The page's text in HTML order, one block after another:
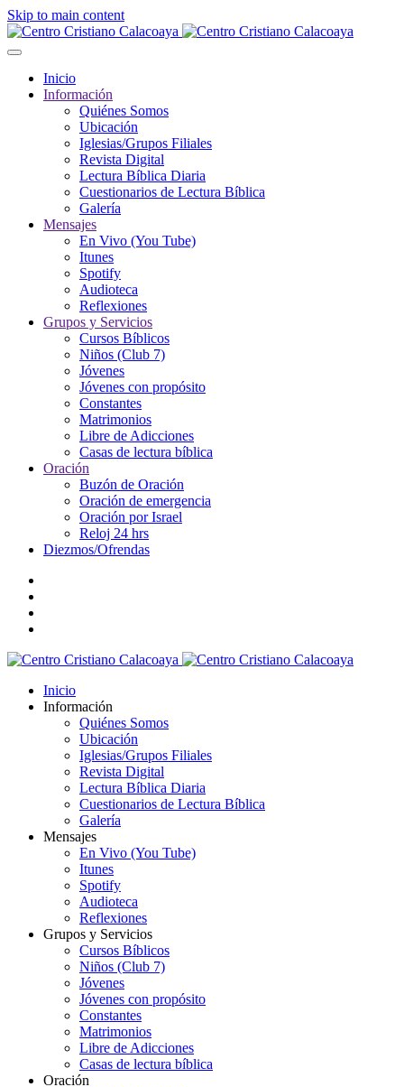
Skip to main content
Inicio
Información
Quiénes Somos
Ubicación
Iglesias/Grupos Filiales
Revista Digital
Lectura Bíblica Diaria
Cuestionarios de Lectura Bíblica
Galería
Mensajes
En Vivo (You Tube)
Itunes
Spotify
Audioteca
Reflexiones
Grupos y Servicios
Cursos Bíblicos
Niños (Club 7)
Jóvenes
Jóvenes con propósito
Constantes
Matrimonios
Libre de Adicciones
Casas de lectura bíblica
Oración
Buzón de Oración
Oración de emergencia
Oración por Israel
Reloj 24 hrs
Diezmos/Ofrendas
Inicio
Información
Quiénes Somos
Ubicación
Iglesias/Grupos Filiales
Revista Digital
Lectura Bíblica Diaria
Cuestionarios de Lectura Bíblica
Galería
Mensajes
En Vivo (You Tube)
Itunes
Spotify
Audioteca
Reflexiones
Grupos y Servicios
Cursos Bíblicos
Niños (Club 7)
Jóvenes
Jóvenes con propósito
Constantes
Matrimonios
Libre de Adicciones
Casas de lectura bíblica
Oración